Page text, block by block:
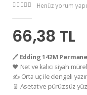
Henüz yorum
66,38 TL
🖊️ Edding 142M
🖤 Net ve kalıcı siyah
✍️ Orta uç ile dengeli
📄 Asetat ve pürüzsüz